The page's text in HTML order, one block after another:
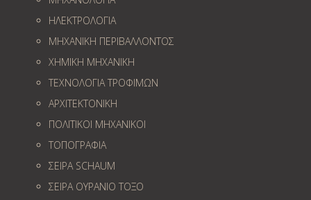
ΗΛΕΚΤΡΟΛΟΓΙΑ
ΜΗΧΑΝΙΚΗ ΠΕΡΙΒΑΛΛΟΝΤΟΣ
ΧΗΜΙΚΗ ΜΗΧΑΝΙΚΗ
ΤΕΧΝΟΛΟΓΙΑ ΤΡΟΦΙΜΩΝ
ΑΡΧΙΤΕΚΤΟΝΙΚΗ
ΠΟΛΙΤΙΚΟΙ ΜΗΧΑΝΙΚΟΙ
ΤΟΠΟΓΡΑΦΙΑ
ΣΕΙΡΑ SCHAUM
ΣΕΙΡΑ ΟΥΡΑΝΙΟ ΤΟΞΟ